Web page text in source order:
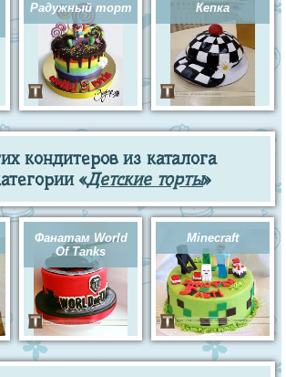
Радужный торт Кепка
кондитеров из каталога
«Детские торты»
Фанатам World
Of Tanks
Minecraft